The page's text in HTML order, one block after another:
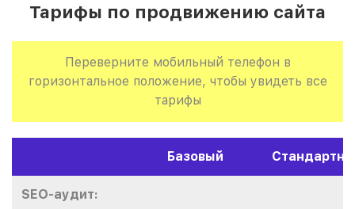
Тарифы по продвижению сайта
Переверните мобильный телефон в
горизонтальное положение, чтобы увидеть все
тарифы
Базовый
SEO-аудит: